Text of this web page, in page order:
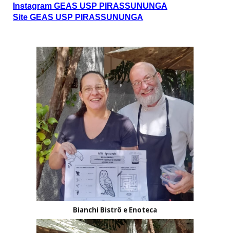
Instagram GEAS USP PIRASSUNUNGA
Site GEAS USP PIRASSUNUNGA
Bianchi Bistrô e Enoteca